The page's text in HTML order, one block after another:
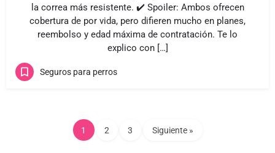
la correa más resistente. ✔️ Spoiler: Ambos ofrecen
cobertura de por vida, pero difieren mucho en planes,
reembolso y edad máxima de contratación. Te lo
explico con […]
Seguros para perros
1 2 3 Siguiente »